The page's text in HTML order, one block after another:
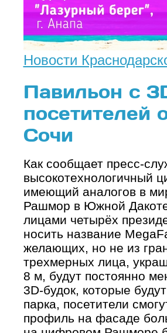
Новости
Павильон с
посетителей
Сочи
Как сообщает пресс-
высокотехнологичный
имеющий аналогов в
Рашмор в Южной
лицами четырёх
носить название
желающих, но не из
трехмерных лица,
8 м, будут постоянно
3D-будок, которые
парка, посетители
профиль на фасаде